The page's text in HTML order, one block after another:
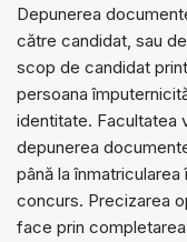
Depunerea
către candidat, sau
scop de candidat
persoana
identitate. Facultatea
depunerea
până la
concurs. Precizarea
face prin